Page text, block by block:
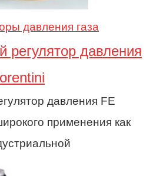
давления газа
регулятор давления
давления FE
применения как